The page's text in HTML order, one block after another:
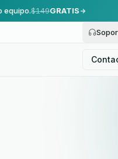
equipo.$149GRATIS